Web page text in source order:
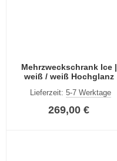
Mehrzweckschrank Ice |
weiß / weiß Hochglanz
Lieferzeit: 5-7 Werktage
269,00 €